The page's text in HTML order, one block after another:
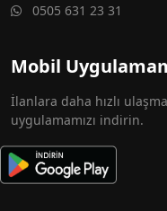
0505 631 23 31
Mobil
İlanlara daha hızlı
uygulamamızı indirin.